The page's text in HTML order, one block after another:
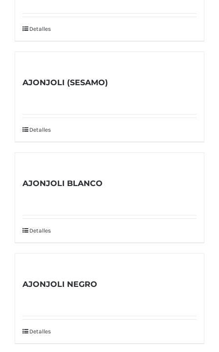
Detalles
AJONJOLI (SESAMO)
Detalles
AJONJOLI BLANCO
Detalles
AJONJOLI NEGRO
Detalles